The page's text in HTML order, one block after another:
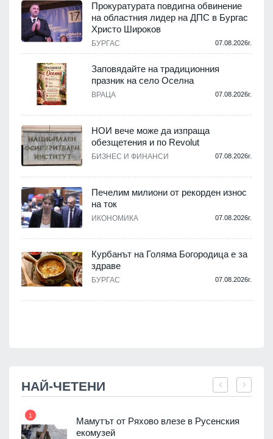
Прокуратурата повдигна обвинение
на областния лидер на ДПС в Бургас
Христо Широков
БУРГАС 07.08.2026г.
Заповядайте на традиционния
празник на село Оселна
ВРАЦА 07.08.2026г.
НОИ вече може да изпраща
обезщетения и по Revolut
БИЗНЕС И ФИНАНСИ 07.08.2026г.
Печелим милиони от рекорден износ
на ток
ИКОНОМИКА 07.08.2026г.
Курбанът на Голяма Богородица е за
здраве
БУРГАС 07.08.2026г.
НАЙ-ЧЕТЕНИ
1
Мамутът от Ряхово влезе в Русенския
екомузей